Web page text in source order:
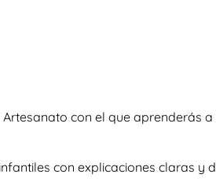
con el que aprenderás
con explicaciones claras